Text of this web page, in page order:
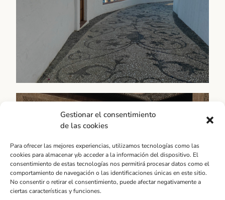
Gestionar el consentimiento
de las cookies
Para ofrecer las mejores experiencias, utilizamos tecnologías como las
cookies para almacenar y/o acceder a la información del dispositivo. El
consentimiento de estas tecnologías nos permitirá procesar datos como el
comportamiento de navegación o las identificaciones únicas en este sitio.
No consentir o retirar el consentimiento, puede afectar negativamente a
ciertas características y funciones.
Déjate llevar
Provincia
Desde la espectacular Ronda hasta la encantadora
Antequera, la categoría "Provincia" es un espacio
para conocer y descubrir los tesoros ocultos de esta
región.
Conocer tradiciones
Andalucía